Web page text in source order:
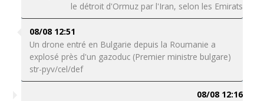
le détroit d'Ormuz par l'Iran, selon les Emirats
08/08 12:51
Un drone entré en Bulgarie depuis la Roumanie a
explosé près d'un gazoduc (Premier ministre bulgare)
str-pyv/cel/def
08/08 12:16